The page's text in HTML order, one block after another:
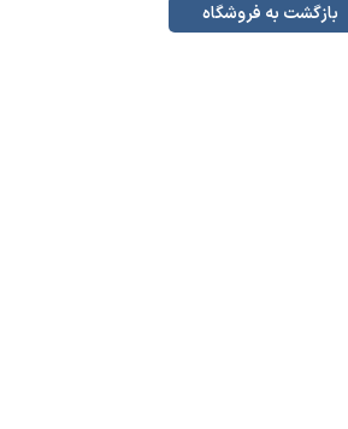
بازگشت به فروشگاه